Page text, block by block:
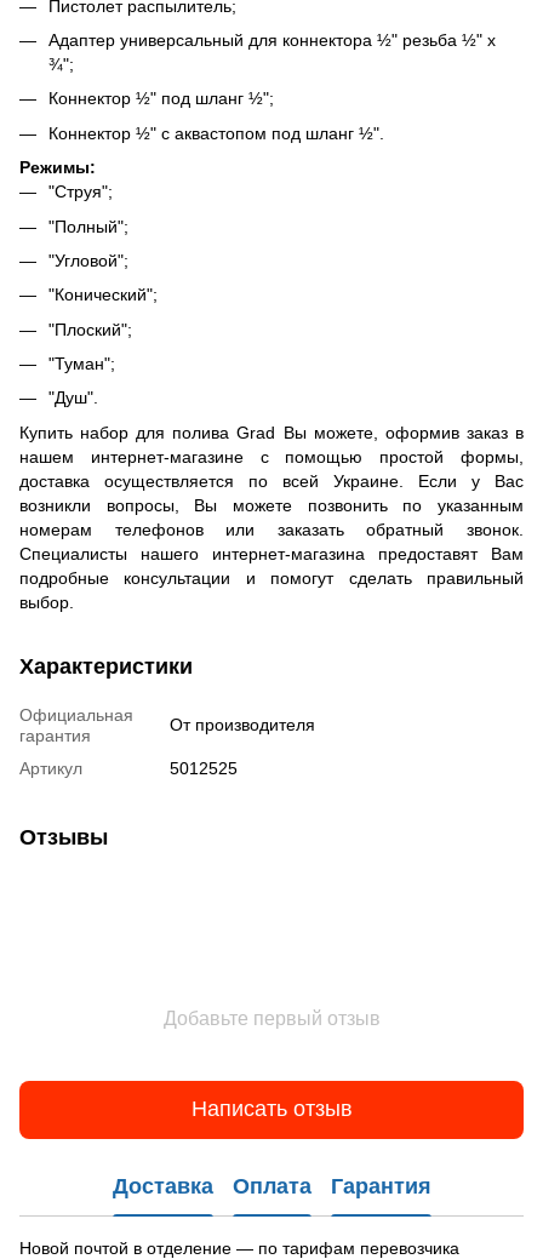
Пистолет распылитель;
Адаптер универсальный для коннектора ½" резьба ½" х
¾";
Коннектор ½" под шланг ½";
Коннектор ½" с аквастопом под шланг ½".
Режимы:
"Струя";
"Полный";
"Угловой";
"Конический";
"Плоский";
"Туман";
"Душ".
Купить набор для полива Grad Вы можете, оформив заказ в
нашем интернет-магазине с помощью простой формы,
доставка осуществляется по всей Украине. Если у Вас
возникли вопросы, Вы можете позвонить по указанным
номерам телефонов или заказать обратный звонок.
Специалисты нашего интернет-магазина предоставят Вам
подробные консультации и помогут сделать правильный
выбор.
Характеристики
Официальная
гарантия
От производителя
Артикул 5012525
Отзывы
Добавьте первый отзыв
Написать отзыв
Доставка Оплата Гарантия
Новой почтой в отделение — по тарифам перевозчика